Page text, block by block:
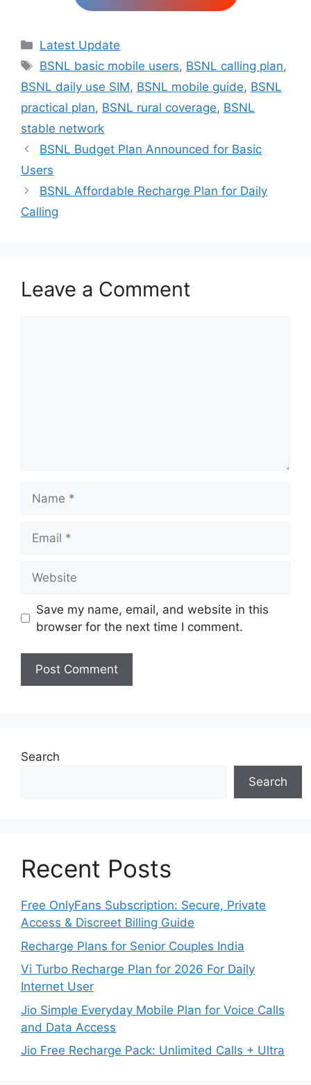
Categories
Latest Update
Tags
BSNL basic mobile users, BSNL calling plan,
BSNL daily use SIM, BSNL mobile guide, BSNL
practical plan, BSNL rural coverage, BSNL
stable network
BSNL Budget Plan Announced for Basic
Users
BSNL Affordable Recharge Plan for Daily
Calling
Leave a Comment
Save my name, email, and website in this
browser for the next time I comment.
Search
Search
Recent Posts
Free OnlyFans Subscription: Secure, Private
Access & Discreet Billing Guide
Recharge Plans for Senior Couples India
Vi Turbo Recharge Plan for 2026 For Daily
Internet User
Jio Simple Everyday Mobile Plan for Voice Calls
and Data Access
Jio Free Recharge Pack: Unlimited Calls + Ultra